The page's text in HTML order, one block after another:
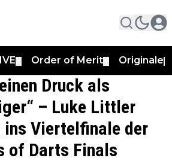
Order of Merit Originale
Druck als
– Luke Littler
Viertelfinale der
of Darts Finals